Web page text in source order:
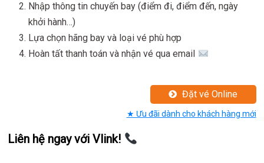
Nhập thông tin chuyến bay (điểm đi, điểm đến, ngày
khởi hành…)
Lựa chọn hãng bay và loại vé phù hợp
Hoàn tất thanh toán và nhận vé qua email
Đặt vé Online
★ Ưu đãi dành cho khách hàng mới
Liên hệ ngay với Vlink!